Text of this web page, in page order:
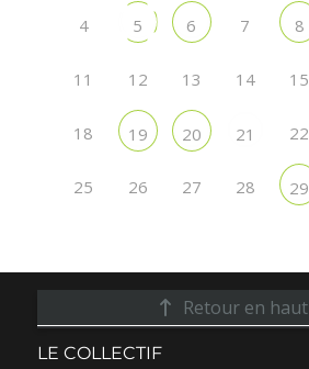
4 5 6 7 8
11 12 13 14 15
18 19 20 21 22
25 26 27 28 29
Retour en haut
LE COLLECTIF